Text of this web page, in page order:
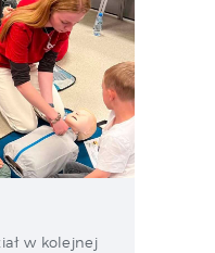
w kolejnej